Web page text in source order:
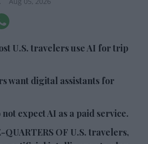
U.S. travelers use AI for trip
want digital assistants for
expect AI as a paid service.
QUARTERS OF U.S. travelers, or
artificial intelligence to plan trips,
travel, but trust declines when